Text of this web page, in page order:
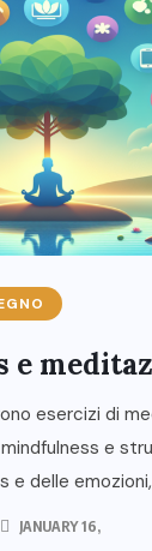
e
esercizi di
e
delle
JANUARY 16,